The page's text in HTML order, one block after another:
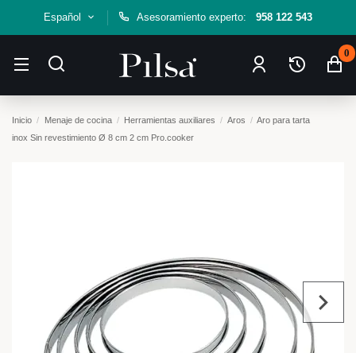
Español Asesoramiento experto: 958 122 543
0
Inicio Menaje de cocina Herramientas auxiliares Aros
Aro para tarta
inox Sin revestimiento Ø 8 cm 2 cm Pro.cooker